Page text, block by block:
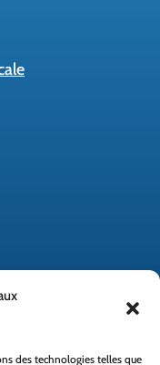
des technologies telles que